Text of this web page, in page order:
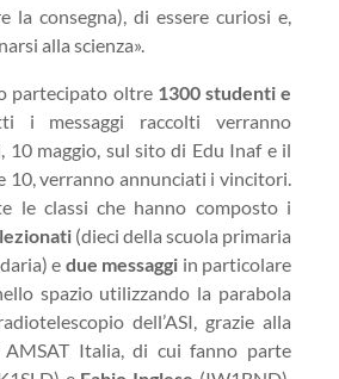
la consegna), di essere curiosi e,
alla scienza».
partecipato oltre 1300 studenti e
i messaggi raccolti verranno
10 maggio, sul sito di Edu Inaf e il
10, verranno annunciati i vincitori.
le classi che hanno composto i
(dieci della scuola primaria
e due messaggi in particolare
spazio utilizzando la parabola
dell’ASI, grazie alla
AMSAT Italia, di cui fanno parte